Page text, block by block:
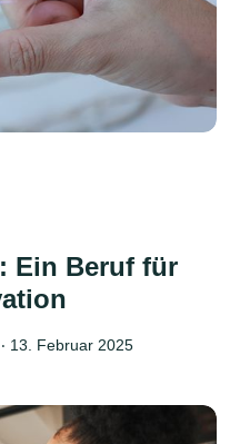
Ein Beruf für
‧ 13. Februar 2025